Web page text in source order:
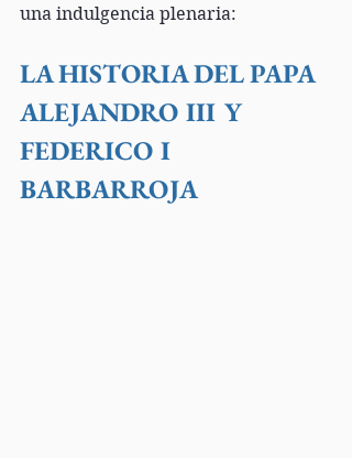
una indulgencia plenaria:
LA HISTORIA DEL PAPA
ALEJANDRO III Y
FEDERICO I
BARBARROJA